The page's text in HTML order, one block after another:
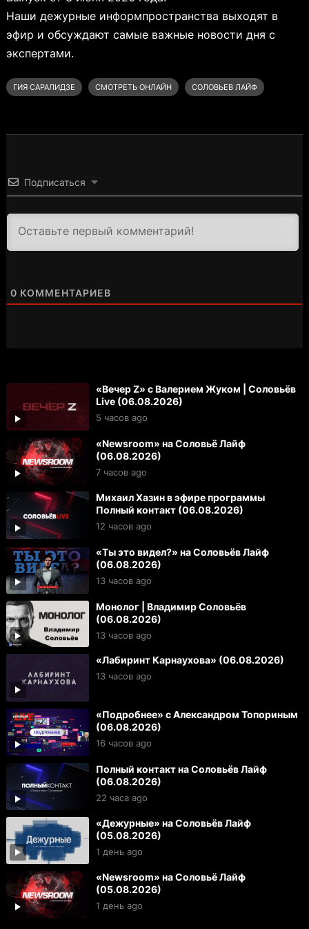
Наши дежурные информпространства выходят в
эфир и обсуждают самые важные новости дня с
экспертами.
ГИЯ САРАЛИДЗЕ СМОТРЕТЬ ОНЛАЙН СОЛОВЬЕВ ЛАЙФ
Подписаться
0 КОММЕНТАРИЕВ
«Вечер Z» с Валерием Жуком | Соловьёв
Live (06.08.2026)
5 часов ago
«Newsroom» на Соловьё Лайф
(06.08.2026)
7 часов ago
Михаил Хазин в эфире программы
Полный контакт (06.08.2026)
12 часов ago
«Ты это видел?» на Соловьёв Лайф
(06.08.2026)
13 часов ago
Монолог | Владимир Соловьёв
(06.08.2026)
13 часов ago
«Лабиринт Карнаухова» (06.08.2026)
13 часов ago
«Подробнее» с Александром Топориным
(06.08.2026)
16 часов ago
Полный контакт на Соловьёв Лайф
(06.08.2026)
22 часа ago
«Дежурные» на Соловьёв Лайф
(05.08.2026)
1 день ago
«Newsroom» на Соловьё Лайф
(05.08.2026)
1 день ago